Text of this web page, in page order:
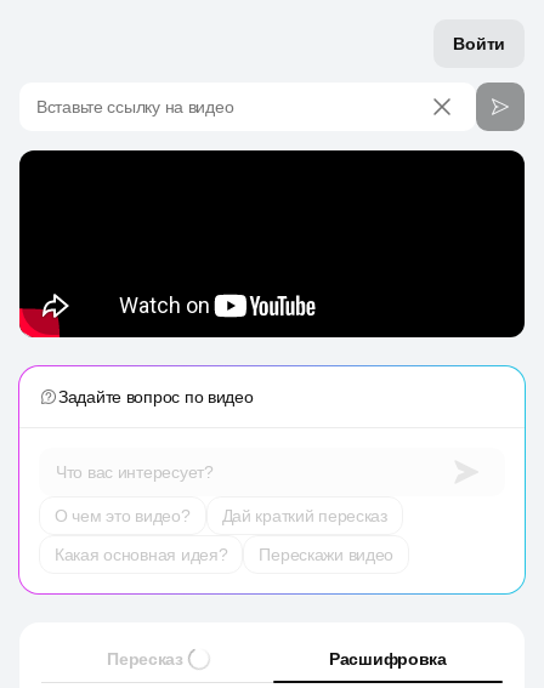
Войти
Вставьте ссылку на видео
Задайте вопрос по видео
Что вас интересует?
О чем это видео?
Дай краткий пересказ
Какая основная идея?
Перескажи видео
Пересказ Расшифровка